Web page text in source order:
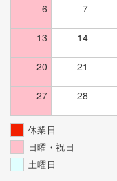
6 7
13 14
20 21
27 28
休業日
日曜・祝日
土曜日